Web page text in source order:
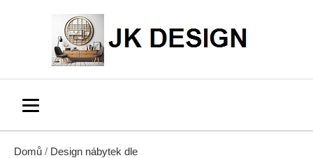
Domů / Design nábytek dle